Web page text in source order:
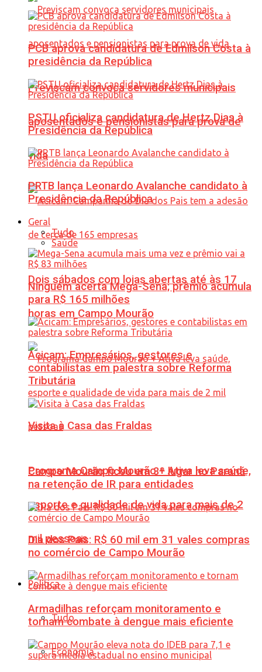
Previscam convoca servidores municipais
aposentados e pensionistas para prova de
vida
Dois sábados com lojas abertas até às 17
horas em Campo Mourão
Programa Campo Mourão + Ativa leva saúde,
esporte e qualidade de vida para mais de 2
mil pessoas
Política
Tudo
Economia
PCB aprova candidatura de Edmilson Costa à
presidência da República
PSTU oficializa candidatura de Hertz Dias à
Presidência da República
PRTB lança Leonardo Avalanche candidato à
Presidência da República
Geral
Tudo
Saúde
Ninguém acerta Mega-Sena; prêmio acumula
para R$ 165 milhões
Acicam: Empresários, gestores e
contabilistas em palestra sobre Reforma
Tributária
Visita à Casa das Fraldas
Campo Mourão ficou em 3º lugar no Paraná
na retenção de IR para entidades
Dia dos Pais: R$ 60 mil em 31 vales compras
no comércio de Campo Mourão
Armadilhas reforçam monitoramento e
tornam combate à dengue mais eficiente